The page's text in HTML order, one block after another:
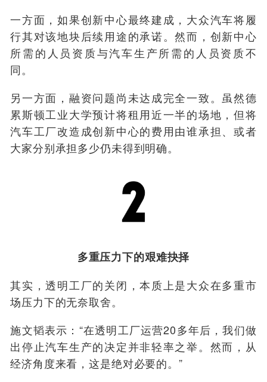
一方面，如果创新中心最终建成，大众汽车将履
行其对该地块后续用途的承诺。然而，创新中心
所需的人员资质与汽车生产所需的人员资质不
同。
另一方面，融资问题尚未达成完全一致。虽然德
累斯顿工业大学预计将租用近一半的场地，但将
汽车工厂改造成创新中心的费用由谁承担、或者
大家分别承担多少仍未得到明确。
多重压力下的艰难抉择
其实，透明工厂的关闭，本质上是大众在多重市
场压力下的无奈取舍。
施文韬表示：“在透明工厂运营20多年后，我们做
出停止汽车生产的决定并非轻率之举。然而，从
经济角度来看，这是绝对必要的。”